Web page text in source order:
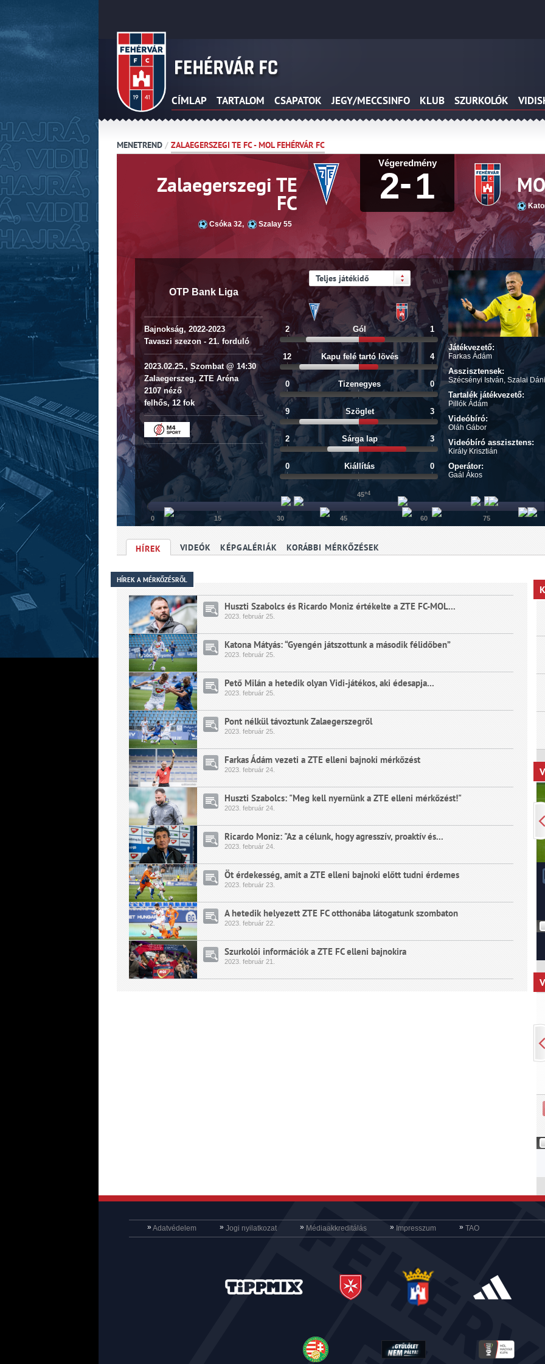
CÍMLAP TARTALOM CSAPATOK JEGY/MECCSINFO KLUB SZURKOLÓK
MENETREND / ZALAEGERSZEGI TE FC - MOL FEHÉRVÁR FC
Zalaegerszegi TE
FC
Csóka 32, Szalay 55
Végeredmény
2-1
OTP Bank Liga
Bajnokság, 2022-2023
Tavaszi szezon - 21. forduló
2023.02.25., Szombat @ 14:30
Zalaegerszeg, ZTE Aréna
2107 néző
felhős, 12 fok
Teljes játékidő
2 Gól 1
12 Kapu felé tartó lövés 4
0 Tizenegyes 0
9 Szöglet 3
2 Sárga lap 3
0 Kiállítás 0
Játékvezető:
Farkas Ádám
Asszisztensek:
Szécsényi István, Szalai
Tartalék játékvezető:
Pillók Ádám
Videóbíró:
Oláh Gábor
Videóbíró asszisztens:
Király Krisztián
Operátor:
Gaál Ákos
0 15 30 45
45+4
60 75
HÍREK VIDEÓK KÉPGALÉRIÁK KORÁBBI MÉRKŐZÉSEK
HÍREK A MÉRKŐZÉSRŐL
Huszti Szabolcs és Ricardo Moniz értékelte a ZTE FC-MOL...
2023. február 25.
Katona Mátyás: “Gyengén játszottunk a második félidőben”
2023. február 25.
Pető Milán a hetedik olyan Vidi-játékos, aki édesapja...
2023. február 25.
Pont nélkül távoztunk Zalaegerszegről
2023. február 25.
Farkas Ádám vezeti a ZTE elleni bajnoki mérkőzést
2023. február 24.
Huszti Szabolcs: "Meg kell nyernünk a ZTE elleni mérkőzést!"
2023. február 24.
Ricardo Moniz: "Az a célunk, hogy agresszív, proaktív és...
2023. február 24.
Öt érdekesség, amit a ZTE elleni bajnoki előtt tudni érdemes
2023. február 23.
A hetedik helyezett ZTE FC otthonába látogatunk szombaton
2023. február 22.
Szurkolói információk a ZTE FC elleni bajnokira
2023. február 21.
»Adatvédelem » Jogi nyilatkozat » Médiaakkreditálás » Impresszum » TAO